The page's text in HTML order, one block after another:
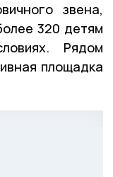
звена,
320 детям
Рядом
площадка